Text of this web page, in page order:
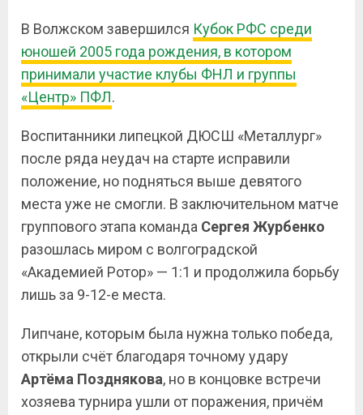
В Волжском завершился Кубок РФС среди
юношей 2005 года рождения, в котором
принимали участие клубы ФНЛ и группы
«Центр» ПФЛ.
Воспитанники липецкой ДЮСШ «Металлург»
после ряда неудач на старте исправили
положение, но подняться выше девятого
места уже не смогли. В заключительном матче
группового этапа команда Сергея Журбенко
разошлась миром с волгоградской
«Академией Ротор» — 1:1 и продолжила борьбу
лишь за 9-12-е места.
Липчане, которым была нужна только победа,
открыли счёт благодаря точному удару
Артёма Позднякова, но в концовке встречи
хозяева турнира ушли от поражения, причём